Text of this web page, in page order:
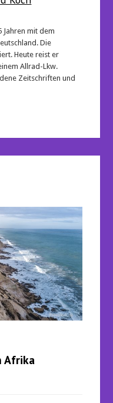
Jahren mit dem
Die
Heute reist er
Allrad-Lkw.
Zeitschriften und
Afrika